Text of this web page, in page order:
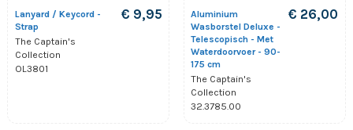
Lanyard / Keycord -
Strap
The Captain's
Collection
OL3801
€ 9,95
Aluminium
Wasborstel Deluxe -
Telescopisch - Met
Waterdoorvoer - 90-
175 cm
The Captain's
Collection
32.3785.00
€ 26,00